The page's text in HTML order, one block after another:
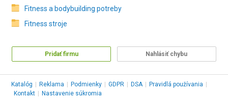
Fitness a bodybuilding potreby
Fitness stroje
Pridať firmu Nahlásiť chybu
Katalóg Reklama Podmienky GDPR DSA Pravidlá používania
Kontakt
Nastavenie súkromia